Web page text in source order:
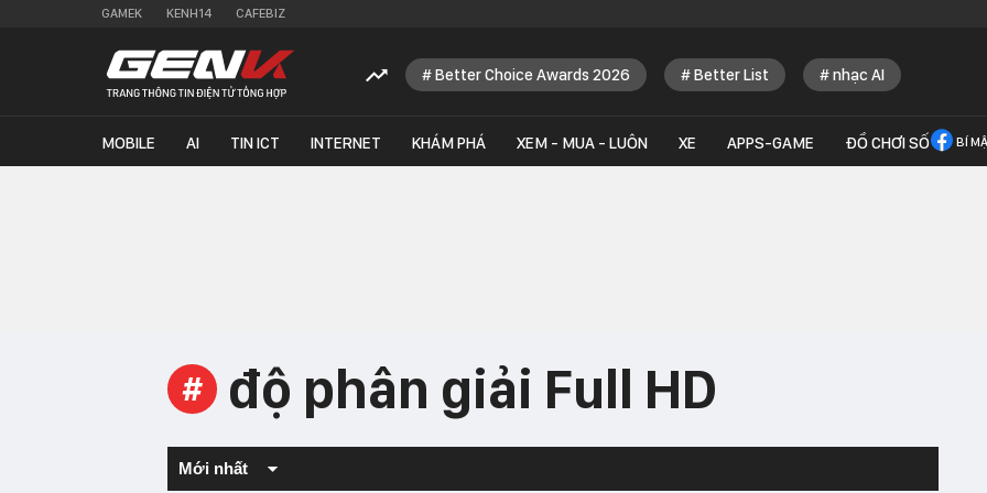
GAMEK KENH14 CAFEBIZ
Better Choice Awards 2026 Better List nhạc AI
MOBILE AI TIN ICT INTERNET KHÁM PHÁ XEM - MUA - LUÔN XE APPS-GAME ĐỒ CHƠI SỐ BÍ
# độ phân giải Full HD
Mới nhất